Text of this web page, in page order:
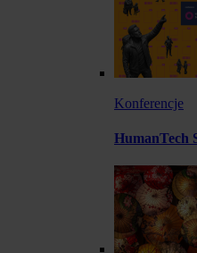
Konferencje
HumanTech